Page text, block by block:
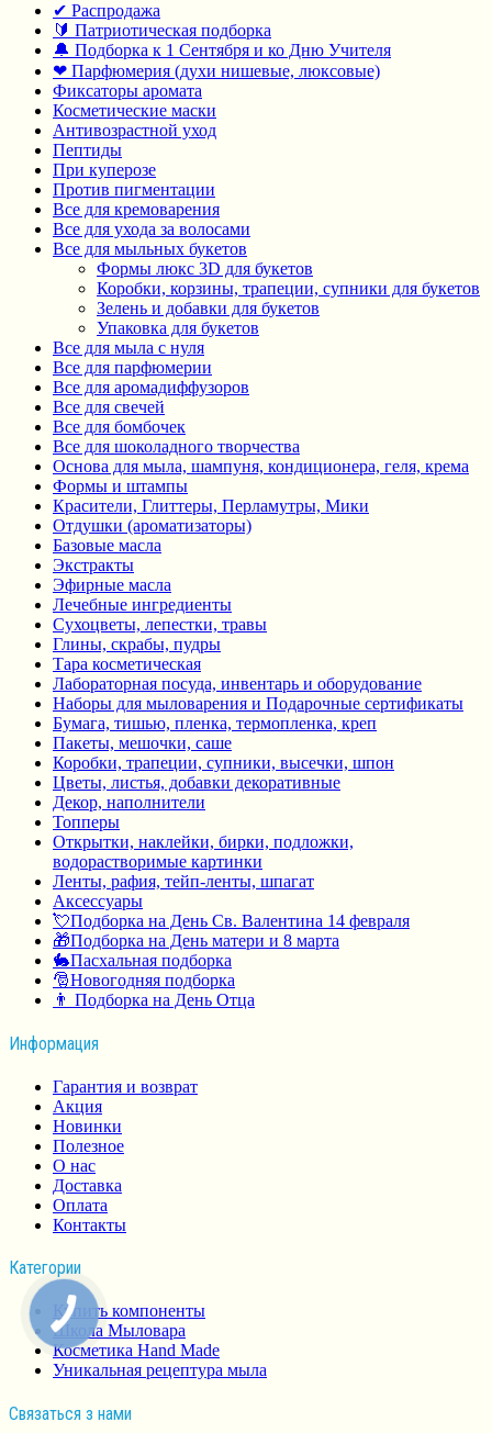
✔ Распродажа
🔰 Патриотическая подборка
🔔 Подборка к 1 Сентября и ко Дню Учителя
❤ Парфюмерия (духи нишевые, люксовые)
Фиксаторы аромата
Косметические маски
Антивозрастной уход
Пептиды
При куперозе
Против пигментации
Все для кремоварения
Все для ухода за волосами
Все для мыльных букетов
Формы люкс 3D для букетов
Коробки, корзины, трапеции, супники для букетов
Зелень и добавки для букетов
Упаковка для букетов
Все для мыла с нуля
Все для парфюмерии
Все для аромадиффузоров
Все для свечей
Все для бомбочек
Все для шоколадного творчества
Основа для мыла, шампуня, кондиционера, геля, крема
Формы и штампы
Красители, Глиттеры, Перламутры, Мики
Отдушки (ароматизаторы)
Базовые масла
Экстракты
Эфирные масла
Лечебные ингредиенты
Сухоцветы, лепестки, травы
Глины, скрабы, пудры
Тара косметическая
Лабораторная посуда, инвентарь и оборудование
Наборы для мыловарения и Подарочные сертификаты
Бумага, тишью, пленка, термопленка, креп
Пакеты, мешочки, саше
Коробки, трапеции, супники, высечки, шпон
Цветы, листья, добавки декоративные
Декор, наполнители
Топперы
Открытки, наклейки, бирки, подложки,
водорастворимые картинки
Ленты, рафия, тейп-ленты, шпагат
Аксессуары
💘Подборка на День Св. Валентина 14 февраля
🎁Подборка на День матери и 8 марта
🐇Пасхальная подборка
🎅Новогодняя подборка
👨 Подборка на День Отца
Информация
Гарантия и возврат
Акция
Новинки
Полезное
О нас
Доставка
Оплата
Контакты
Категории
Купить компоненты
Школа Мыловара
Косметика Hand Made
Уникальная рецептура мыла
Связаться з нами